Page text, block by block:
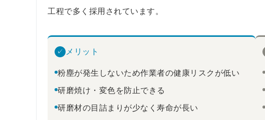
工程で多く採用されています。
✓ メリット
粉塵が発生しないため作業者の健康リスクが低い
研磨焼け・変色を防止できる
研磨材の目詰まりが少なく寿命が長い